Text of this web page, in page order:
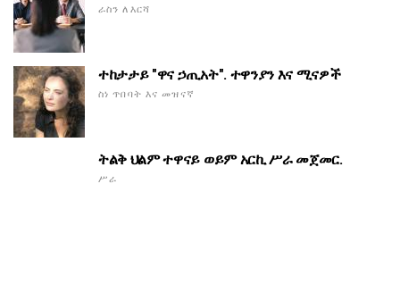
ራስን ለእርሻ
ተከታታይ "ዋና ኃጢአት". ተዋንያን እና ሚናዎች
ስነ ጥበባት እና መዝናኛ
ትልቅ ህልም ተዋናይ ወይም አርኪ ሥራ መጀመር.
ሥራ